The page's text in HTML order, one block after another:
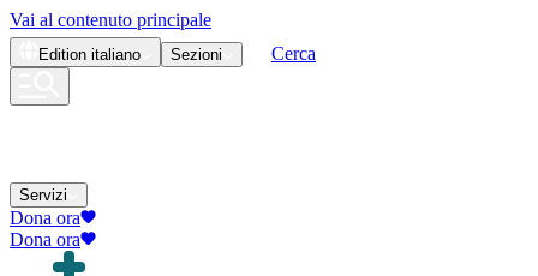
Vai al contenuto principale
Edition italiano Sezioni Cerca
Servizi
Dona ora
Dona ora